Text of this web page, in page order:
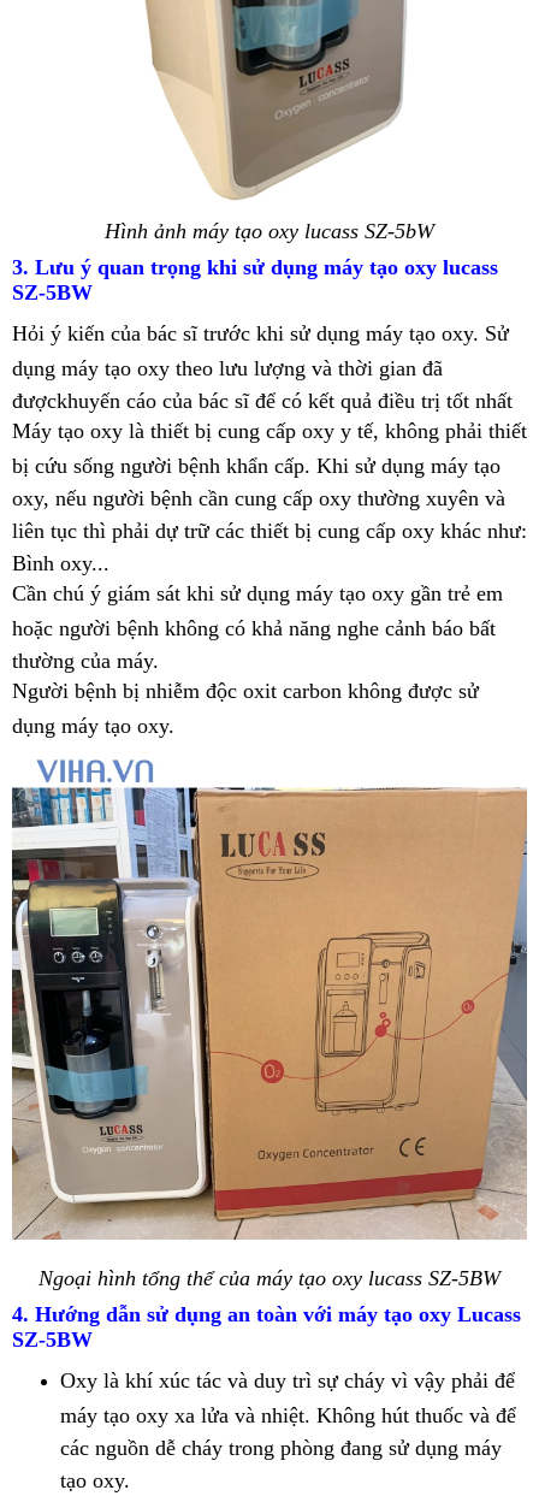
Hình ảnh máy tạo oxy lucass SZ-5bW
3. Lưu ý quan trọng khi sử dụng máy tạo oxy lucass
SZ-5BW
Hỏi ý kiến của bác sĩ trước khi sử dụng máy tạo oxy. Sử
dụng máy tạo oxy theo lưu lượng và thời gian đã
đượckhuyến cáo của bác sĩ để có kết quả điều trị tốt nhất
Máy tạo oxy là thiết bị cung cấp oxy y tế, không phải thiết
bị cứu sống người bệnh khẩn cấp. Khi sử dụng máy tạo
oxy, nếu người bệnh cần cung cấp oxy thường xuyên và
liên tục thì phải dự trữ các thiết bị cung cấp oxy khác như:
Bình oxy...
Cần chú ý giám sát khi sử dụng máy tạo oxy gần trẻ em
hoặc người bệnh không có khả năng nghe cảnh báo bất
thường của máy.
Người bệnh bị nhiễm độc oxit carbon không được sử
dụng máy tạo oxy.
Ngoại hình tổng thể của máy tạo oxy lucass SZ-5BW
4. Hướng dẫn sử dụng an toàn với máy tạo oxy Lucass
SZ-5BW
Oxy là khí xúc tác và duy trì sự cháy vì vậy phải để
máy tạo oxy xa lửa và nhiệt. Không hút thuốc và để
các nguồn dễ cháy trong phòng đang sử dụng máy
tạo oxy.